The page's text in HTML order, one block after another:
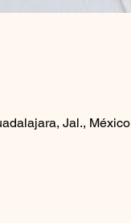
Jal., México